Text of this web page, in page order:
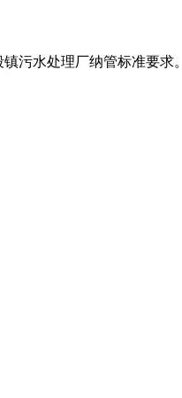
污水处理厂纳管标准要求。